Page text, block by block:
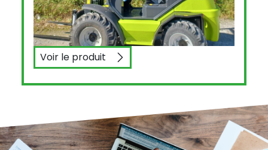
Voir le produitAGRIMAC TW25